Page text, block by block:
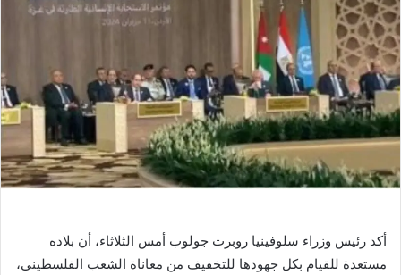
أكد رئيس وزراء سلوفينيا روبرت جولوب أمس الثلاثاء، أن بلاده
مستعدة للقيام بكل جهودها للتخفيف من معاناة الشعب الفلسطينى،